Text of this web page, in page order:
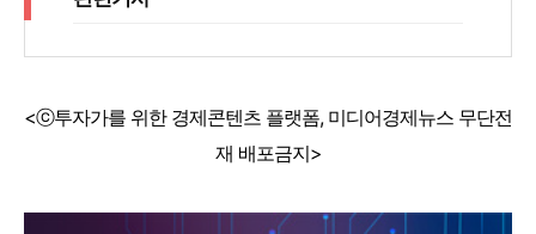
<ⓒ투자가를 위한 경제콘텐츠 플랫폼, 미디어경제뉴스 무단전
재 배포금지>